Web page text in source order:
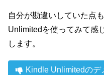
自分が勘違いしていた点
Unlimitedを使ってみて感
します。
Kindle Unlimitedのデ